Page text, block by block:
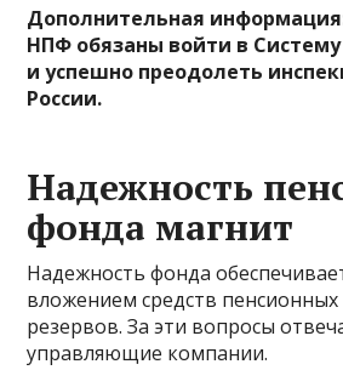
Дополнительная информация:
НПФ обязаны войти в
и успешно преодолеть
России.
Надежность
фонда магнит
Надежность фонда
вложением средств
резервов. За эти вопросы
управляющие компании.